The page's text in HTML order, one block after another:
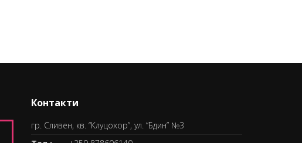
Контакти
гр. Сливен, кв. “Клуцохор”, ул. “Бдин” №3